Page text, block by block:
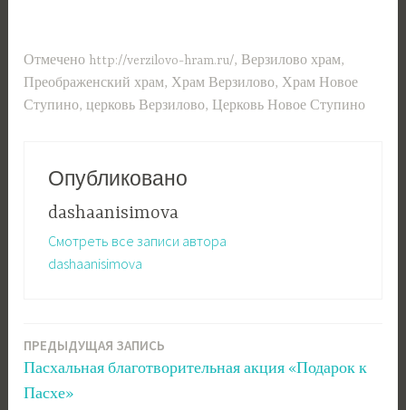
Отмечено http://verzilovo-hram.ru/, Верзилово храм,
Преображенский храм,Храм Верзилово,Храм Новое
Ступино,церковь Верзилово, Церковь Новое Ступино
Опубликовано
dashaanisimova
Смотреть все записи автора
dashaanisimova
Навигация
по
ПРЕДЫДУЩАЯ ЗАПИСЬ
Пасхальная благотворительная акция «Подарок к
Пасхе»